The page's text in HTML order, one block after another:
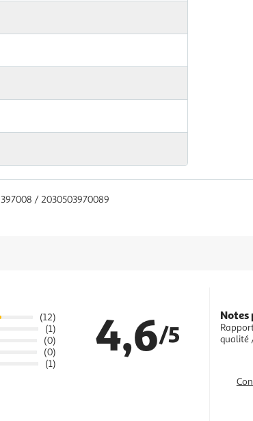
397008 / 2030503970089
(12)
(1)
(0)
(0)
(1)
4,6/5
Notes
qualité